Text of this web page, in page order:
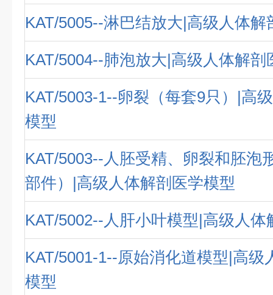
KAT/5005--淋巴结放大|高级人体解
KAT/5004--肺泡放大|高级人体解剖
KAT/5003-1--卵裂（每套9只）|高
模型
KAT/5003--人胚受精、卵裂和胚泡
部件）|高级人体解剖医学模型
KAT/5002--人肝小叶模型|高级人体
KAT/5001-1--原始消化道模型|高级
模型